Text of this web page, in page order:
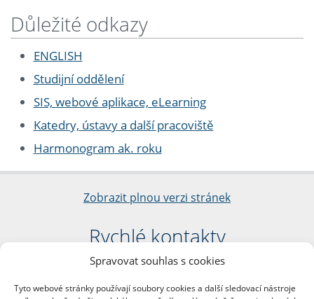
Spravovat souhlas s cookies
Tyto webové stránky používají soubory cookies a další sledovací nástroje
Důležité odkazy
ENGLISH
Studijní oddělení
SIS, webové aplikace, eLearning
Katedry, ústavy a další pracoviště
Harmonogram ak. roku
Zobrazit plnou verzi stránek
Rychlé kontakty
Filozofická fakulta
nám. Jana Palacha 1/2